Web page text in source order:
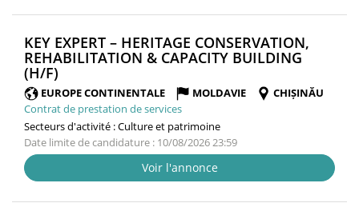
KEY EXPERT – HERITAGE CONSERVATION,
REHABILITATION & CAPACITY BUILDING
(H/F)
FENÊTRE)
EUROPE CONTINENTALE MOLDAVIE
CHIȘINĂU
Contrat de prestation de services
Secteurs d'activité :Culture et patrimoine
Date limite de candidature : 10/08/2026 23:59
Voir l'annonce